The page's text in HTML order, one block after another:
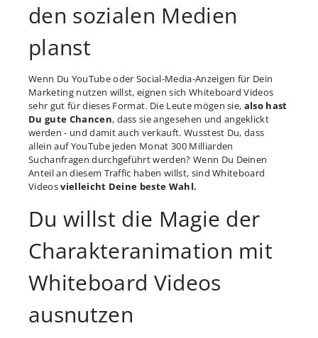
den sozialen Medien
planst
Wenn Du YouTube oder Social-Media-Anzeigen für Dein
Marketing nutzen willst, eignen sich Whiteboard Videos
sehr gut für dieses Format. Die Leute mögen sie, also hast
Du gute Chancen, dass sie angesehen und angeklickt
werden - und damit auch verkauft. Wusstest Du, dass
allein auf YouTube jeden Monat 300 Milliarden
Suchanfragen durchgeführt werden? Wenn Du Deinen
Anteil an diesem Traffic haben willst, sind Whiteboard
Videosvielleicht Deine beste Wahl.
Du willst die Magie der
Charakteranimation mit
Whiteboard Videos
ausnutzen